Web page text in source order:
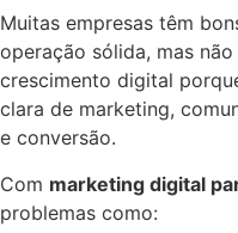
Muitas empresas têm
operação sólida, mas
crescimento digital
clara de marketing,
e conversão.
Com marketing digital
problemas como: